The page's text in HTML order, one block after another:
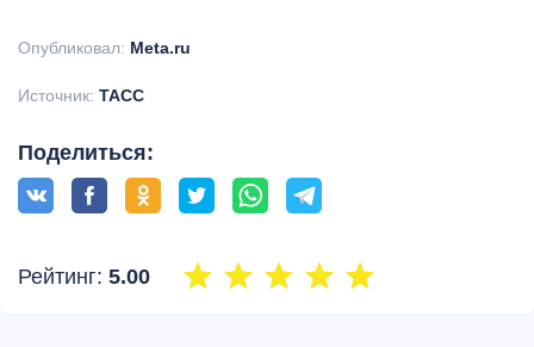
Опубликовал: Meta.ru
Источник: ТАСС
Поделиться:
Рейтинг: 5.00